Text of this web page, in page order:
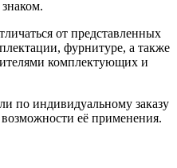
от представленных
фурнитуре, а также
комплектующих и
по индивидуальному заказу
её применения.